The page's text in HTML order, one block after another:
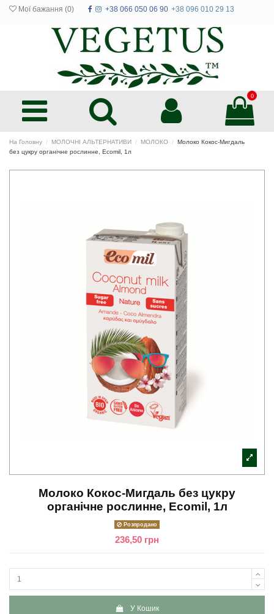
Мої бажання (0) +38 066 050 06 90 +38 096 010 29 13
0
На Головну МОЛОЧНІ АЛЬТЕРНАТИВИ МОЛОКО
Молоко Кокос-Мигдаль
без цукру органічне рослинне, Ecomil, 1л
Молоко Кокос-Мигдаль без цукру
органічне рослинне, Ecomil, 1л
Розпродано
236,50 грн
У Кошик